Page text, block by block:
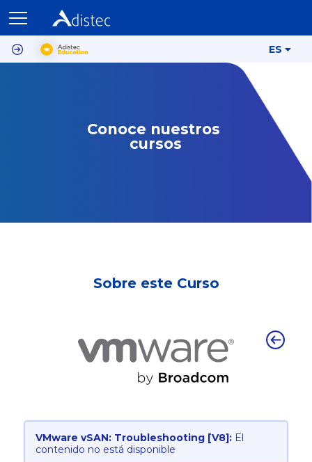
ES
Conoce nuestros
cursos
Sobre este Curso
VMware vSAN: Troubleshooting [V8]: El
contenido no está disponible